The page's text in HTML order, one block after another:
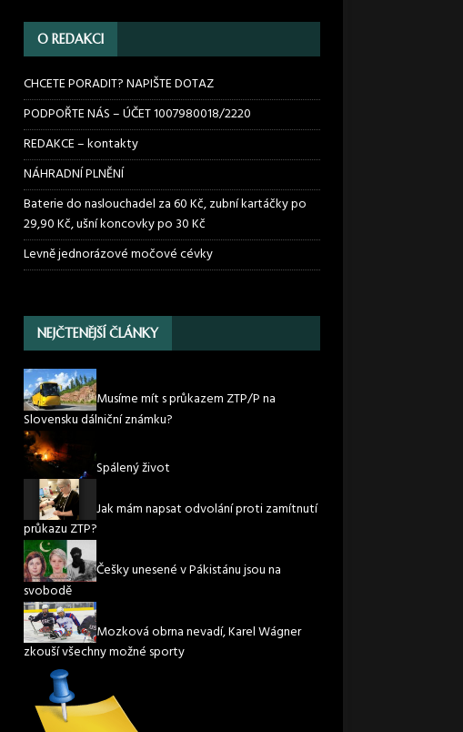
O REDAKCI
CHCETE PORADIT? NAPIŠTE DOTAZ
PODPOŘTE NÁS – ÚČET 1007980018/2220
REDAKCE – kontakty
NÁHRADNÍ PLNĚNÍ
Baterie do naslouchadel za 60 Kč, zubní kartáčky po
29,90 Kč, ušní koncovky po 30 Kč
Levně jednorázové močové cévky
NEJČTENĚJŠÍ ČLÁNKY
Musíme mít s průkazem ZTP/P na
Slovensku dálniční známku?
Spálený život
Jak mám napsat odvolání proti zamítnutí
průkazu ZTP?
Češky unesené v Pákistánu jsou na
svobodě
Mozková obrna nevadí, Karel Wágner
zkouší všechny možné sporty